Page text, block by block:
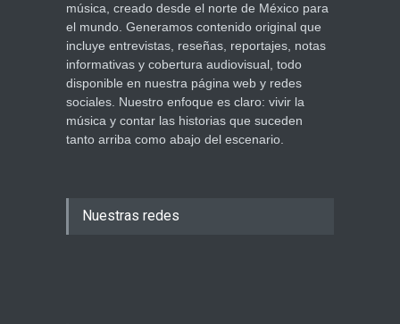
música, creado desde el norte de México para
el mundo. Generamos contenido original que
incluye entrevistas, reseñas, reportajes, notas
informativas y cobertura audiovisual, todo
disponible en nuestra página web y redes
sociales. Nuestro enfoque es claro: vivir la
música y contar las historias que suceden
tanto arriba como abajo del escenario.
Nuestras redes